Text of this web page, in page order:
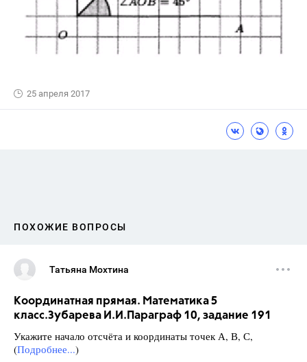
25 апреля 2017
ПОХОЖИЕ ВОПРОСЫ
Татьяна Мохтина
Координатная прямая. Математика 5
класс.Зубарева И.И.Параграф 10, задание 191
Укажите начало отсчёта и координаты точек А, В, С,
(Подробнее...)